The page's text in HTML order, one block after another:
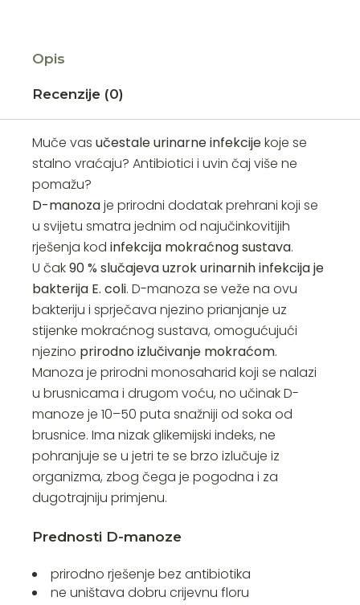
Opis
Recenzije (0)
Muče vasučestale urinarne infekcijekoje se
stalno vraćaju? Antibiotici i uvin čaj više ne
pomažu?
D-manozaje prirodni dodatak prehrani koji se
u svijetu smatra jednim od najučinkovitijih
rješenja kodinfekcija mokraćnog sustava.
U čak90 % slučajeva uzrok urinarnih infekcija je
bakterija E. coli. D-manoza se veže na ovu
bakteriju i sprječava njezino prianjanje uz
stijenke mokraćnog sustava, omogućujući
njezino prirodno izlučivanje mokraćom.
Manoza je prirodni monosaharid koji se nalazi
u brusnicama i drugom voću, noučinak D-
manoze je 10–50 puta snažniji od soka od
brusnice. Ima nizak glikemijski indeks, ne
pohranjuje se u jetri te se brzo izlučuje iz
organizma, zbog čega je pogodna i za
dugotrajniju primjenu.
Prednosti D-manoze
prirodno rješenje bez antibiotika
ne uništava dobru crijevnu floru